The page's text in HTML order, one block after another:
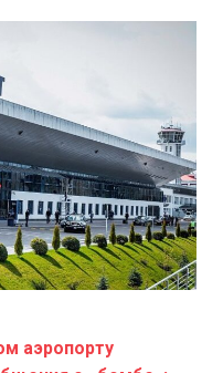
20:40, а
аэропорту